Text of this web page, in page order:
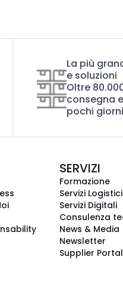
La più
e soluzioni
Oltre
consegna
pochi
SERVIZI
Formazione
Servizi Logistici
Servizi Digitali
Consulenza
News & Media
Newsletter
Supplier Portal